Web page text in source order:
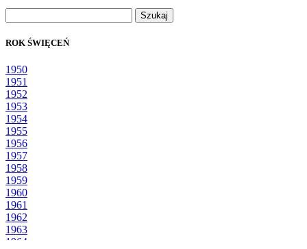
ROK ŚWIĘCEŃ
1950
1951
1952
1953
1954
1955
1956
1957
1958
1959
1960
1961
1962
1963
1964